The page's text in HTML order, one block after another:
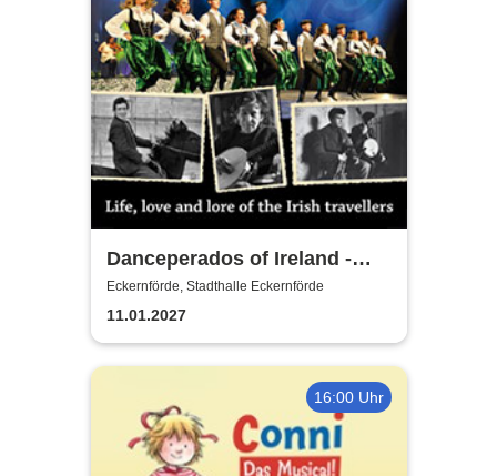
Danceperados of Ireland -
Life, love and lore of the Irish
Travellers Tour
Eckernförde, Stadthalle Eckernförde
11.01.2027
16:00 Uhr